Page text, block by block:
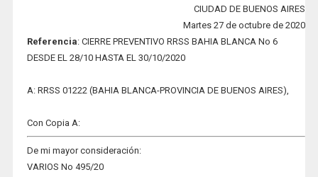
CIUDAD DE BUENOS AIRES
Martes 27 de octubre de 2020
Referencia: CIERRE PREVENTIVO RRSS BAHIA BLANCA No 6
DESDE EL 28/10 HASTA EL 30/10/2020
A: RRSS 01222 (BAHIA BLANCA-PROVINCIA DE BUENOS AIRES),
Con Copia A:
De mi mayor consideración:
VARIOS No 495/20